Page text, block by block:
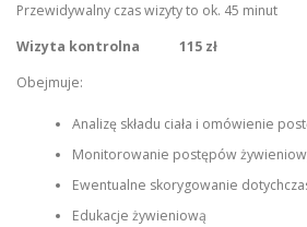
Przewidywalny czas wizyty to ok. 45 minut
Wizyta kontrolna 115 zł
Obejmuje:
Analizę składu ciała i omówienie
Monitorowanie postępów
Ewentualne skorygowanie
Edukacje żywieniową